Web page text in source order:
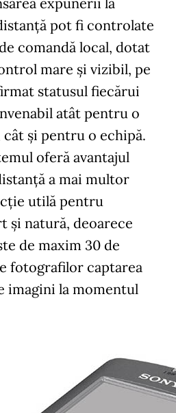
pot fi controlate
comandă local, dotat
mare și vizibil, pe
statusul fiecărui
atât pentru o
cât și pentru o echipă.
oferă avantajul
a mai multor
utilă pentru
și natură, deoarece
de maxim 30 de
fotografilor captarea
imagini la momentul